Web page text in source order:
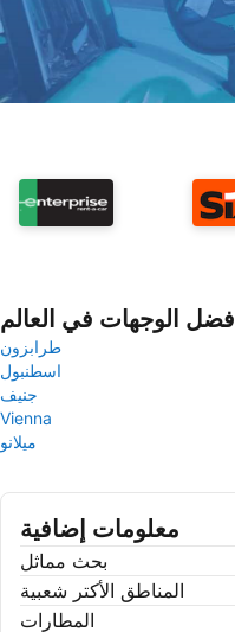
أفضل الوجهات في العالم
طرابزون
اسطنبول
جنيف
Vienna
ميلانو
معلومات إضافية
بحث مماثل
المناطق الأكتر شعبية
المطارات